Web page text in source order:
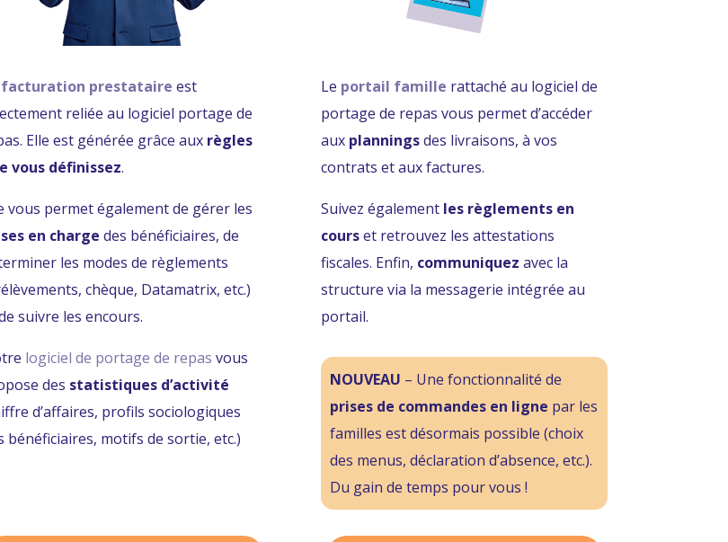
facturation prestataire est
reliée au logiciel portage de
Elle est générée grâce aux règles
vous définissez.
vous permet également de gérer les
en charge des bénéficiaires, de
les modes de règlements
chèque, Datamatrix, etc.)
suivre les encours.
logiciel de portage de repas vous
des statistiques d’activité
d’affaires, profils sociologiques
bénéficiaires, motifs de sortie, etc.)
Le portail famille rattaché au logiciel de
portage de repas vous permet d’accéder
aux planningsdes livraisons, à vos
contrats et aux factures.
Suivez également les règlements en
courset retrouvez les attestations
fiscales. Enfin, communiquez avec la
structure via la messagerie intégrée au
portail.
NOUVEAU – Une fonctionnalité de
prises de commandes en ligne par les
familles est désormais possible (choix
des menus, déclaration d’absence, etc.).
Du gain de temps pour vous !